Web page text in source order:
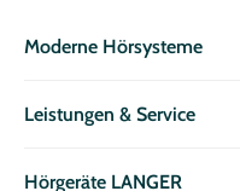
Moderne Hörsysteme
Leistungen & Service
Hörgeräte LANGER